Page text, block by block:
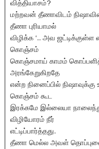
வித்தியாசம்?
மற்றவன் தீணாவிடம்
தீணா புரியாமல்
விழிக்க ‘.. அவ
கொஞ்சம்
கொஞ்சமாய் காமம்
அரங்கேறுகிறதே
என்ற நினைப்பில் நிஷாவுக்கு
கொஞ்சம் கூட
இரக்கமே இல்லையா
விழியோரம் நீர்
எட்டிப்பார்த்தது.
தீணா மெல்ல அவள்